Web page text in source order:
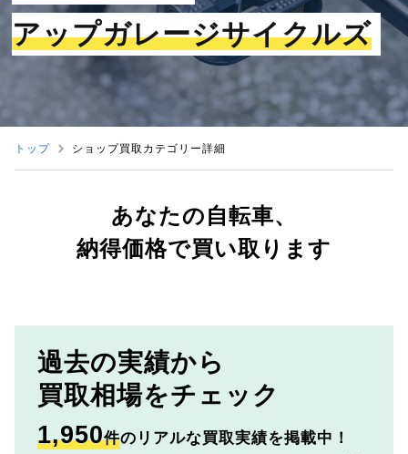
アップガレージサイクルズ
トップ ショップ買取カテゴリー詳細
あなたの自転車、
納得価格で買い取ります
過去の実績から
買取相場をチェック
1,950件のリアルな買取実績を掲載中！